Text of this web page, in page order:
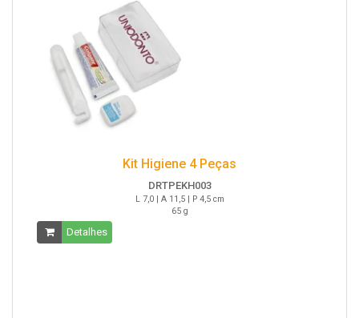
Kit Higiene 4 Peças
DRTPEKH003
L 7,0 | A 11,5 | P 4,5 cm
65 g
Detalhes